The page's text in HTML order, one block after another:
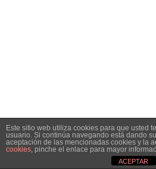
Este sitio web utiliza cookies para que usted
usuario. Si continúa navegando está dando
aceptación de las mencionadas cookies y la
cookies, pinche el enlace para mayor
ACEPTAR